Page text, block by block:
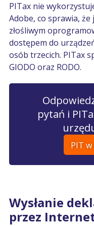
PITax nie
Adobe, co sprawia,
złośliwym
dostępem do
osób trzecich. PITax
GIODO oraz RODO.
pytań i
PIT
Wysłanie
przez